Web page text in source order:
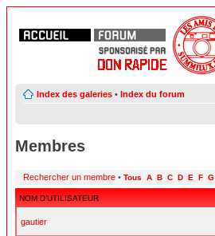
Index des galeries • Index du forum
Membres
Rechercher un membre • Tous A B C D E F G
NOM D’UTILISATEUR
gautier